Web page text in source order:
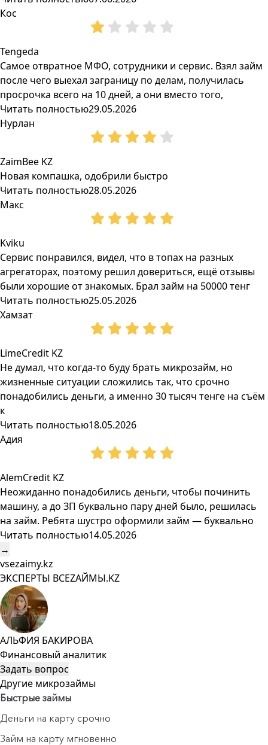
Кос
Tengeda
Самое отвратное МФО, сотрудники и сервис. Взял займ
после чего выехал заграницу по делам, получилась
просрочка всего на 10 дней, а они вместо того,
Читать полностью29.05.2026
Нурлан
ZaimBee KZ
Новая компашка, одобрили быстро
Читать полностью28.05.2026
Макс
Kviku
Сервис понравился, видел, что в топах на разных
агрегаторах, поэтому решил довериться, ещё отзывы
были хорошие от знакомых. Брал займ на 50000 тенг
Читать полностью25.05.2026
Хамзат
LimeCredit KZ
Не думал, что когда-то буду брать микрозайм, но
жизненные ситуации сложились так, что срочно
понадобились деньги, а именно 30 тысяч тенге на съём
к
Читать полностью18.05.2026
Адия
AlemCredit KZ
Неожиданно понадобились деньги, чтобы починить
машину, а до ЗП буквально пару дней было, решилась
на займ. Ребята шустро оформили займ — буквально
Читать полностью14.05.2026
→
vsezaimy.kz
ЭКСПЕРТЫ ВСЕZAЙМЫ.KZ
АЛЬФИЯ БАКИРОВА
Финансовый аналитик
Задать вопрос
Другие микрозаймы
Быстрые займы
Деньги на карту срочно
Займ на карту мгновенно